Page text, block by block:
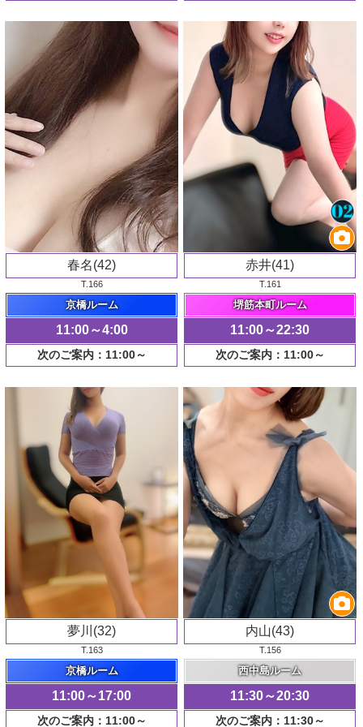
春名(42)
T.166
京橋ルーム
11:00～4:00
次のご案内：11:00～
赤井(41)
T.161
堺筋本町ルーム
11:00～22:30
次のご案内：11:00～
夢川(32)
T.163
京橋ルーム
11:00～17:00
次のご案内：11:00～
内山(43)
T.156
西中島ルーム
11:30～20:30
次のご案内：11:30～